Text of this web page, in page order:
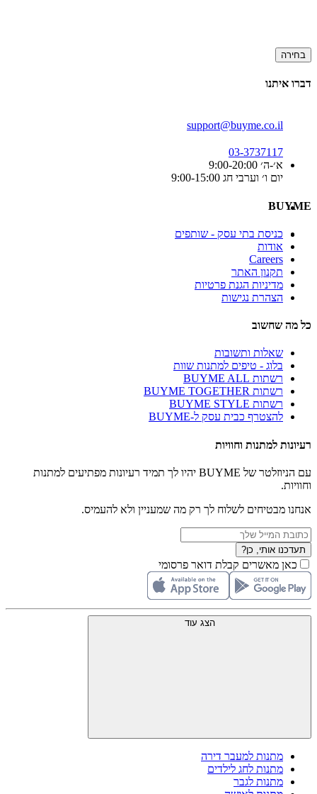
בחירה
דברו איתנו
support@buyme.co.il
03-3737117
א׳-ה׳ 9:00-20:00
יום ו׳ וערבי חג 9:00-15:00
BUYME
כניסת בתי עסק - שותפים
אודות
Careers
תקנון האתר
מדיניות הגנת פרטיות
הצהרת נגישות
כל מה שחשוב
שאלות ותשובות
בלוג - טיפים למתנות שוות
רשתות BUYME ALL
רשתות BUYME TOGETHER
רשתות BUYME STYLE
להצטרף כבית עסק ל-BUYME
רעיונות למתנות וחוויות
עם הניוזלטר של BUYME יהיו לך תמיד רעיונות מפתיעים למתנות
וחוויות.
אנחנו מבטיחים לשלוח לך רק מה שמעניין ולא להעמיס.
תעדכנו אותי, כן?
כאן מאשרים קבלת דואר פרסומי
הצג עוד
מתנות למעבר דירה
מתנות לחג לילדים
מתנות לגבר